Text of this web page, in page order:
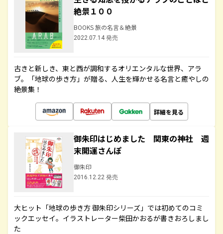
絶景１００
BOOKS 旅の名言＆絶景
2022.07.14 発売
古きと新しき、東と西が調和するオリエンタルな世界、アラ
ブ。「地球の歩き方」が贈る、人生を輝かせる名言と癒やしの
絶景集！
詳細を見る
御朱印はじめました 関東の神社 週
末開運さんぽ
御朱印
2016.12.22 発売
大ヒット「地球の歩き方 御朱印シリーズ」では初めてのコミ
ックエッセイ。イラストレーター柴田かおるが書きおろしまし
た